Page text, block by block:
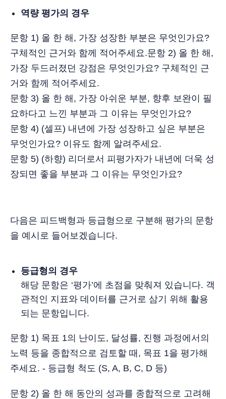
역량 평가의 경우
문항 1) 올 한 해, 가장 성장한 부분은 무엇인가요?
구체적인 근거와 함께 적어주세요.문항 2) 올 한 해,
가장 두드러졌던 강점은 무엇인가요? 구체적인 근
거와 함께 적어주세요.
문항 3) 올 한 해, 가장 아쉬운 부분, 향후 보완이 필
요하다고 느낀 부분과 그 이유는 무엇인가요?
문항 4) (셀프) 내년에 가장 성장하고 싶은 부분은
무엇인가요? 이유도 함께 알려주세요.
문항 5) (하향) 리더로서 피평가자가 내년에 더욱 성
장되면 좋을 부분과 그 이유는 무엇인가요?
다음은 피드백형과 등급형으로 구분해 평가의 문항
을 예시로 들어보겠습니다.
등급형의 경우
해당 문항은 ‘평가’에 초점을 맞춰져 있습니다. 객
관적인 지표와 데이터를 근거로 삼기 위해 활용
되는 문항입니다.
문항 1) 목표 1의 난이도, 달성률, 진행 과정에서의
노력 등을 종합적으로 검토할 때, 목표 1을 평가해
주세요. - 등급형 척도 (S, A, B, C, D 등)
문항 2) 올 한 해 동안의 성과를 종합적으로 고려해